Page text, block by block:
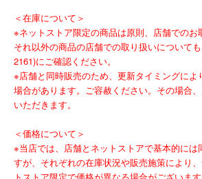
＜在庫について＞
※ネットストア限定の商品は原則、店舗でのお
それ以外の商品の店舗での取り扱いについて
2161)にご確認ください。
※店舗と同時販売のため、更新タイミングに
場合があります。ご容赦ください。その場合
いただきます。
＜価格について＞
※当店では、店舗とネットストアで基本的には
すが、それぞれの在庫状況や販売施策により